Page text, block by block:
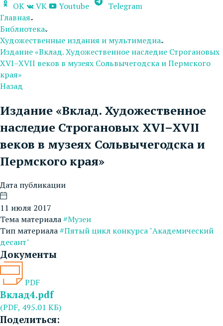
OK
VK Youtube
Telegram
Главная
Библиотека
Художественные издания и мультимедиа
Издание «Вклад. Художественное наследие Строгановых
XVI–XVII веков в музеях Сольвычегодска и Пермского
края»
Назад
Издание «Вклад. Художественное
наследие Строгановых XVI–XVII
веков в музеях Сольвычегодска и
Пермского края»
Дата публикации
11 июля 2017
Тема материала#Музеи
Тип материала#Пятый цикл конкурса "Академический
десант"
Документы
PDF
Вклад4.pdf
(PDF, 495.01 КБ)
Поделиться: